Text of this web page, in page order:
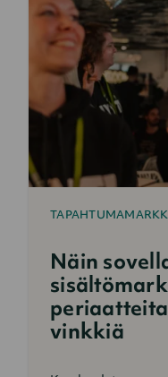
Näin
vinkkiä